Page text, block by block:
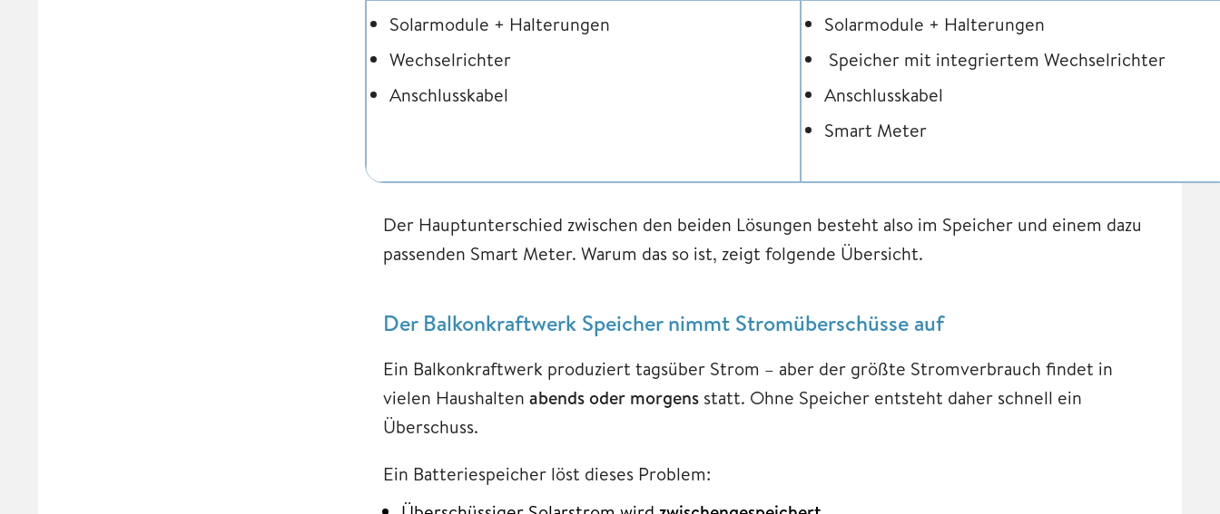
Solarmodule + Halterungen
Wechselrichter
Anschlusskabel
Solarmodule + Halterungen
Speicher mit integriertem Wechselrichter
Anschlusskabel
Smart Meter
Der Hauptunterschied zwischen den beiden Lösungen besteht also im Speicher und einem dazu
passenden Smart Meter. Warum das so ist, zeigt folgende Übersicht.
Der Balkonkraftwerk Speicher nimmt Stromüberschüsse auf
Ein Balkonkraftwerk produziert tagsüber Strom – aber der größte Stromverbrauch findet in
vielen Haushalten abends oder morgens statt. Ohne Speicher entsteht daher schnell ein
Überschuss.
Ein Batteriespeicher löst dieses Problem: